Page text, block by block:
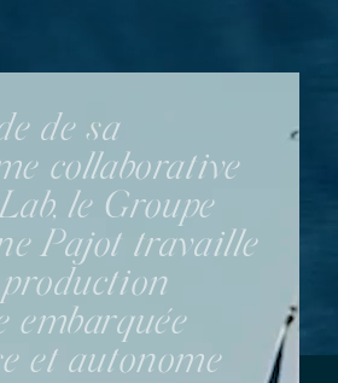
de sa
collaborative
le Groupe
Pajot travaille
embarquée
et autonome